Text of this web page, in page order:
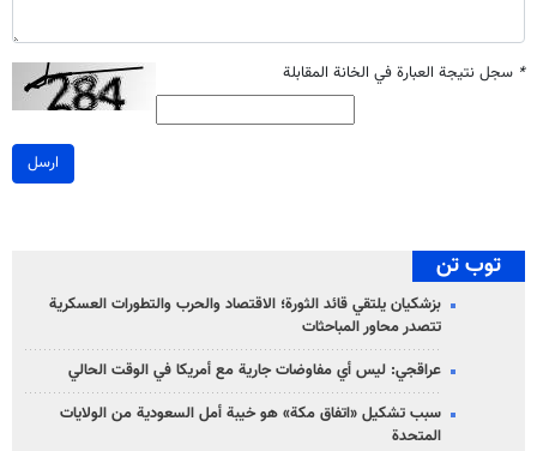
* سجل نتيجة العبارة في الخانة المقابلة
ارسل
توب تن
بزشكيان يلتقي قائد الثورة؛ الاقتصاد والحرب والتطورات العسكرية
تتصدر محاور المباحثات
عراقجي: ليس أي مفاوضات جارية مع أمريكا في الوقت الحالي
سبب تشكيل «اتفاق مكة» هو خيبة أمل السعودية من الولايات
المتحدة